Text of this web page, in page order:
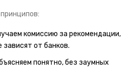
комиссию за рекомендации,
от банков.
понятно, без заумных